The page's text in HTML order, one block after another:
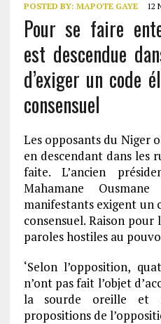
POSTED BY: MAPOTE GAYE 12
Pour se faire
est descendue
d’exiger un code
consensuel
Les opposants du Niger
en descendant dans les
faite. L’ancien
Mahamane
manifestants exigent un
consensuel. Raison
paroles hostiles au
‘Selon l’opposition,
n’ont pas fait l’objet
la sourde oreille et
propositions de